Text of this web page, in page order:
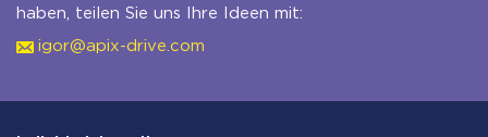
haben, teilen Sie uns Ihre Ideen mit:
igor@apix-drive.com